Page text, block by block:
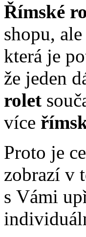
Římské
shopu,
která je
že jeden
rolet
více
Proto je
zobrazí v
s Vámi